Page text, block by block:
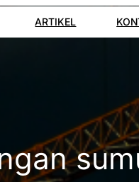
ARTIKEL